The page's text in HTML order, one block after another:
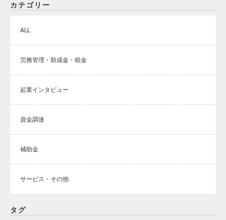
カテゴリー
ALL
労務管理・助成金・税金
起業インタビュー
資金調達
補助金
サービス・その他
タグ